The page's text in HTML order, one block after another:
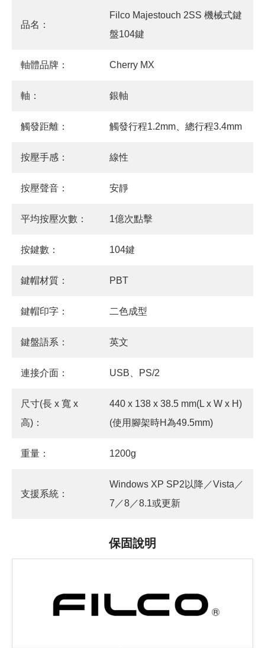
品名：
Filco Majestouch 2SS 機械式鍵
盤104鍵
軸體品牌： Cherry MX
軸： 銀軸
觸發距離： 觸發行程1.2mm、總行程3.4mm
按壓手感： 線性
按壓聲音： 安靜
平均按壓次數： 1億次點擊
按鍵數： 104鍵
鍵帽材質： PBT
鍵帽印字： 二色成型
鍵盤語系： 英文
連接介面： USB、PS/2
尺寸(長 x 寬 x
高)：
440 x 138 x 38.5 mm(L x W x H)
(使用腳架時H為49.5mm)
重量： 1200g
支援系統：
Windows XP SP2以降／Vista／
7／8／8.1或更新
保固說明